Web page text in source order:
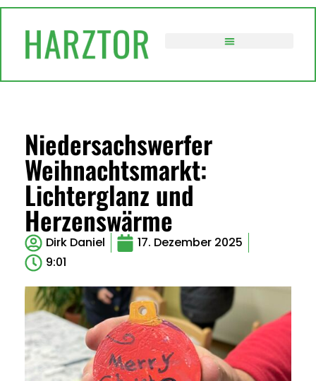
Niedersachswerfer
Weihnachtsmarkt:
Lichterglanz und
Herzenswärme
Dirk Daniel
17. Dezember 2025
9:01